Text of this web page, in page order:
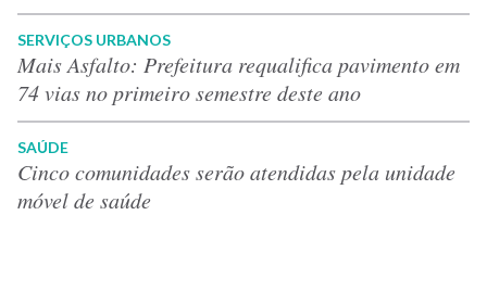
SERVIÇOS URBANOS
Mais Asfalto: Prefeitura requalifica pavimento em
74 vias no primeiro semestre deste ano
SAÚDE
Cinco comunidades serão atendidas pela unidade
móvel de saúde